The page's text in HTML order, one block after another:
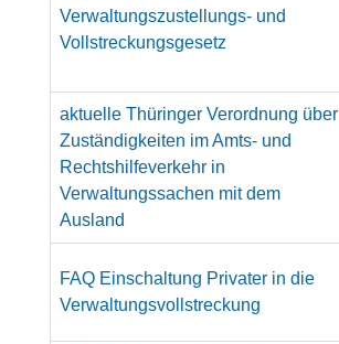
Verwaltungszustellungs- und
Vollstreckungsgesetz
aktuelle Thüringer Verordnung über
Zuständigkeiten im Amts- und
Rechtshilfeverkehr in
Verwaltungssachen mit dem
Ausland
FAQ Einschaltung Privater in die
Verwaltungsvollstreckung